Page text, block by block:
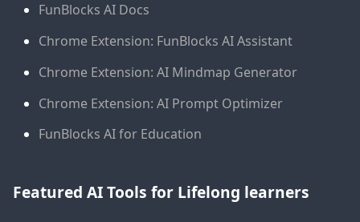
FunBlocks AI Docs
Chrome Extension: FunBlocks AI Assistant
Chrome Extension: AI Mindmap Generator
Chrome Extension: AI Prompt Optimizer
FunBlocks AI for Education
Featured AI Tools for Lifelong learners